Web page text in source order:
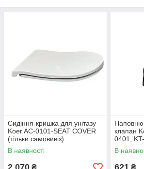
Сидіння-кришка для унітазу
Koer AC-0101-SEAT COVER
(тільки самовивіз)
В наявності
₴
клапан
0401,
0405,
В
₴